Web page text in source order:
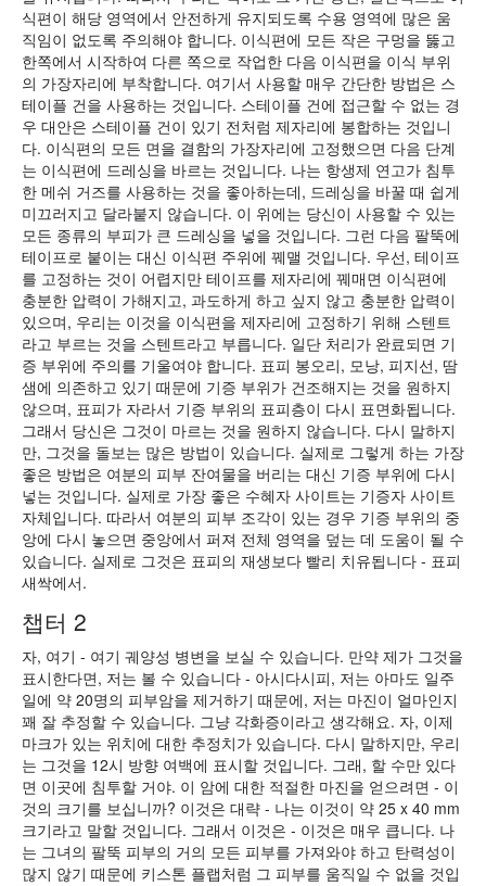
식편이 해당 영역에서 안전하게 유지되도록 수용 영역에 많은 움
직임이 없도록 주의해야 합니다. 이식편에 모든 작은 구멍을 뚫고
한쪽에서 시작하여 다른 쪽으로 작업한 다음 이식편을 이식 부위
의 가장자리에 부착합니다. 여기서 사용할 매우 간단한 방법은 스
테이플 건을 사용하는 것입니다. 스테이플 건에 접근할 수 없는 경
우 대안은 스테이플 건이 있기 전처럼 제자리에 봉합하는 것입니
다. 이식편의 모든 면을 결함의 가장자리에 고정했으면 다음 단계
는 이식편에 드레싱을 바르는 것입니다. 나는 항생제 연고가 침투
한 메쉬 거즈를 사용하는 것을 좋아하는데, 드레싱을 바꿀 때 쉽게
미끄러지고 달라붙지 않습니다. 이 위에는 당신이 사용할 수 있는
모든 종류의 부피가 큰 드레싱을 넣을 것입니다. 그런 다음 팔뚝에
테이프로 붙이는 대신 이식편 주위에 꿰맬 것입니다. 우선, 테이프
를 고정하는 것이 어렵지만 테이프를 제자리에 꿰매면 이식편에
충분한 압력이 가해지고, 과도하게 하고 싶지 않고 충분한 압력이
있으며, 우리는 이것을 이식편을 제자리에 고정하기 위해 스텐트
라고 부르는 것을 스텐트라고 부릅니다. 일단 처리가 완료되면 기
증 부위에 주의를 기울여야 합니다. 표피 봉오리, 모낭, 피지선, 땀
샘에 의존하고 있기 때문에 기증 부위가 건조해지는 것을 원하지
않으며, 표피가 자라서 기증 부위의 표피층이 다시 표면화됩니다.
그래서 당신은 그것이 마르는 것을 원하지 않습니다. 다시 말하지
만, 그것을 돌보는 많은 방법이 있습니다. 실제로 그렇게 하는 가장
좋은 방법은 여분의 피부 잔여물을 버리는 대신 기증 부위에 다시
넣는 것입니다. 실제로 가장 좋은 수혜자 사이트는 기증자 사이트
자체입니다. 따라서 여분의 피부 조각이 있는 경우 기증 부위의 중
앙에 다시 놓으면 중앙에서 퍼져 전체 영역을 덮는 데 도움이 될 수
있습니다. 실제로 그것은 표피의 재생보다 빨리 치유됩니다 - 표피
새싹에서.
챕터 2
자, 여기 - 여기 궤양성 병변을 보실 수 있습니다. 만약 제가 그것을
표시한다면, 저는 볼 수 있습니다 - 아시다시피, 저는 아마도 일주
일에 약 20명의 피부암을 제거하기 때문에, 저는 마진이 얼마인지
꽤 잘 추정할 수 있습니다. 그냥 각화증이라고 생각해요. 자, 이제
마크가 있는 위치에 대한 추정치가 있습니다. 다시 말하지만, 우리
는 그것을 12시 방향 여백에 표시할 것입니다. 그래, 할 수만 있다
면 이곳에 침투할 거야. 이 암에 대한 적절한 마진을 얻으려면 - 이
것의 크기를 보십니까? 이것은 대략 - 나는 이것이 약 25 x 40 mm
크기라고 말할 것입니다. 그래서 이것은 - 이것은 매우 큽니다. 나
는 그녀의 팔뚝 피부의 거의 모든 피부를 가져와야 하고 탄력성이
많지 않기 때문에 키스톤 플랩처럼 그 피부를 움직일 수 없을 것입